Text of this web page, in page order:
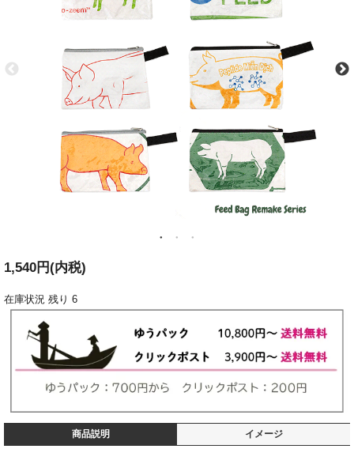
1,540円(内税)
在庫状況 残り 6
商品説明 イメージ